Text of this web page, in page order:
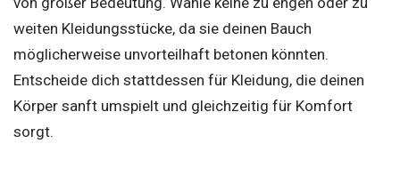
weiten Kleidungsstücke, da sie deinen Bauch
möglicherweise unvorteilhaft betonen könnten.
Entscheide dich stattdessen für Kleidung, die deinen
Körper sanft umspielt und gleichzeitig für Komfort
sorgt.